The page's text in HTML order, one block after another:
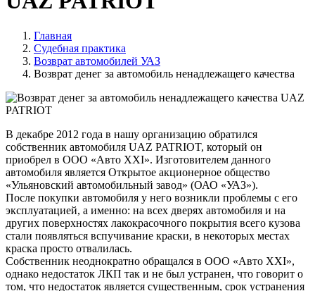
Главная
Судебная практика
Возврат автомобилей УАЗ
Возврат денег за автомобиль ненадлежащего качества
В декабре 2012 года в нашу организацию обратился
собственник автомобиля UAZ PATRIOT, который он
приобрел в ООО «Авто ХХI». Изготовителем данного
автомобиля является Открытое акционерное общество
«Ульяновский автомобильный завод» (ОАО «УАЗ»).
После покупки автомобиля у него возникли проблемы с его
эксплуатацией, а именно: на всех дверях автомобиля и на
других поверхностях лакокрасочного покрытия всего кузова
стали появляться вспучивание краски, в некоторых местах
краска просто отвалилась.
Собственник неоднократно обращался в ООО «Авто ХХI»,
однако недостаток ЛКП так и не был устранен, что говорит о
том, что недостаток является существенным, срок устранения